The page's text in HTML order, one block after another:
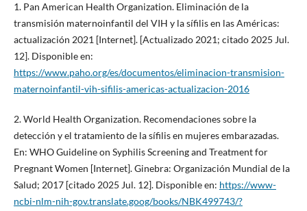
1. Pan American Health Organization. Eliminación de la
transmisión maternoinfantil del VIH y la sífilis en las Américas:
actualización 2021 [Internet]. [Actualizado 2021; citado 2025 Jul.
12]. Disponible en:
https://www.paho.org/es/documentos/eliminacion-transmision-
maternoinfantil-vih-sifilis-americas-actualizacion-2016
2. World Health Organization. Recomendaciones sobre la
detección y el tratamiento de la sífilis en mujeres embarazadas.
En: WHO Guideline on Syphilis Screening and Treatment for
Pregnant Women [Internet]. Ginebra: Organización Mundial de la
Salud; 2017 [citado 2025 Jul. 12]. Disponible en: https://www-
ncbi-nlm-nih-gov.translate.goog/books/NBK499743/?